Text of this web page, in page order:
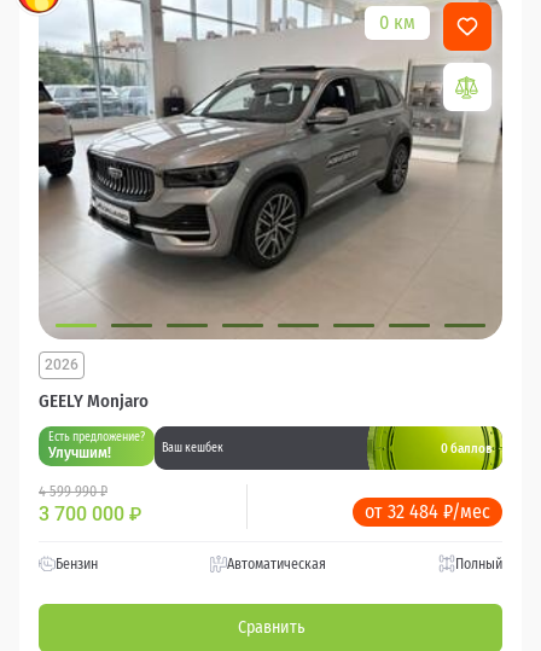
0 км
GEELY Monjaro
2026
Есть предложение?
Улучшим! Ваш кешбек 0 баллов
4 599 990 ₽
3 700 000 ₽ от 32 484 ₽/мес
Бензин Автоматическая Полный
Сравнить